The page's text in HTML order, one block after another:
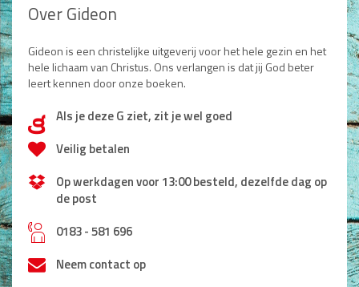
Over Gideon
Gideon is een christelijke uitgeverij voor het hele gezin en het
hele lichaam van Christus. Ons verlangen is dat jij God beter
leert kennen door onze boeken.
dAls je deze G ziet, zit je wel goed
Veilig betalen
Op werkdagen voor 13:00 besteld, dezelfde dag op
de post
h0183 - 581 696
Neem contact op